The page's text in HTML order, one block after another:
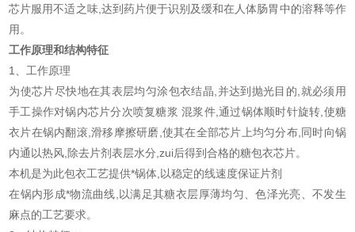
芯片服用不适之味,达到药片便于识别及缓和在人体肠胃中的溶释等作
用。
工作原理和结构特征
1、工作原理
为使芯片尽快地在其表层均匀涂包衣结晶,并达到抛光目的,就必须用
手工操作对锅内芯片分次喷复糖浆 混浆件,通过锅体顺时针旋转,使糖
衣片在锅内翻滚,滑移摩擦研磨,使其在全部芯片上均匀分布,同时向锅
内通以热风,除去片剂表层水分,zui后得到合格的糖包衣芯片。
本机是为此包衣工艺提供*锅体,以稳定的线速度保证片剂
在锅内形成*物流曲线,以满足其糖衣层厚薄均匀、色泽光亮、不发生
麻点的工艺要求。